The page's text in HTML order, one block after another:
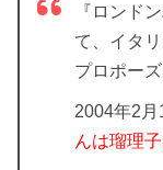
『ロンド
て、イタ
プロポー
2004年2
んは瑠理